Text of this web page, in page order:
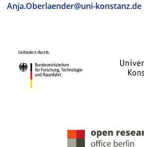
Anja.Oberlaender@uni-konstanz.de